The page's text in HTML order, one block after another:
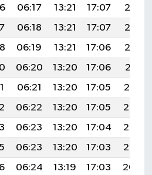
06:17 13:21 17:07
20:15
06:18 13:21 17:07
20:13
06:19 13:21 17:06
20:12
06:20 13:20 17:06
20:11
06:21 13:20 17:05
20:10
06:22 13:20 17:05
20:08
06:23 13:20 17:04
20:07
06:23 13:20 17:03
20:06
06:24 13:19 17:03
20:04